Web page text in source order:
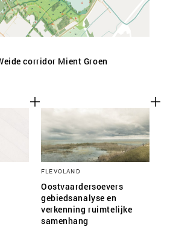
corridor Mient Groen
FLEVOLAND
Oostvaardersoevers
gebiedsanalyse en
verkenning ruimtelijke
samenhang